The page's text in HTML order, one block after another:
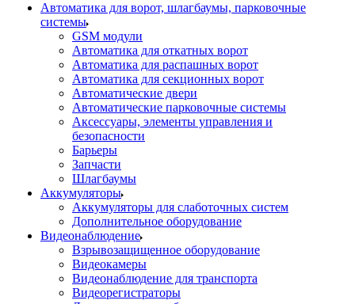
Автоматика для ворот, шлагбаумы, парковочные
системы
GSM модули
Автоматика для откатных ворот
Автоматика для распашных ворот
Автоматика для секционных ворот
Автоматические двери
Автоматические парковочные системы
Аксессуары, элементы управления и
безопасности
Барьеры
Запчасти
Шлагбаумы
Аккумуляторы
Аккумуляторы для слаботочных систем
Дополнительное оборудование
Видеонаблюдение
Взрывозащищенное оборудование
Видеокамеры
Видеонаблюдение для транспорта
Видеорегистраторы